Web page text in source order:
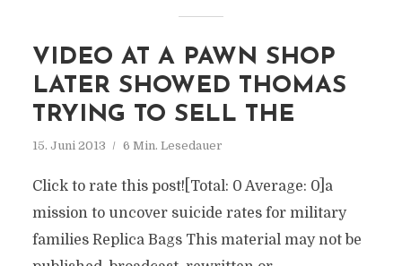
VIDEO AT A PAWN SHOP
LATER SHOWED THOMAS
TRYING TO SELL THE
15. Juni 2013 6 Min. Lesedauer
Click to rate this post![Total: 0 Average: 0]a
mission to uncover suicide rates for military
families Replica Bags This material may not be